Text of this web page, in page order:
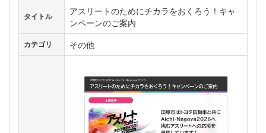
タイトル
アスリートのためにチカラをおくろう！キャ
ンペーンのご案内
カテゴリ その他